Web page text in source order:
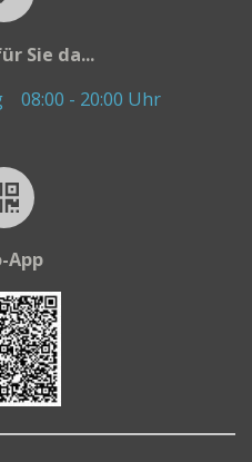
Sie da...
08:00 - 20:00 Uhr
App